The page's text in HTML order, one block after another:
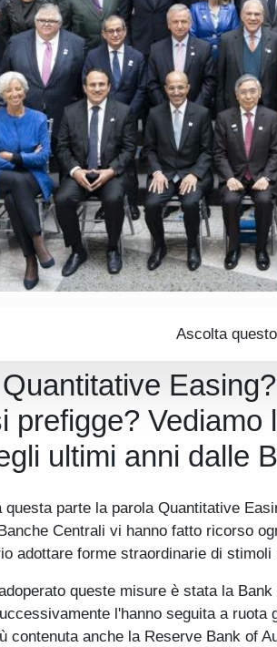
Ascolta
prefigge?
ultimi anni dalle
questa parte la parola Quantitative
Centrali vi hanno fatto ricorso
adottare forme straordinarie di stimoli
queste misure è stata la
l'hanno seguita a
contenuta anche la Reserve Bank of